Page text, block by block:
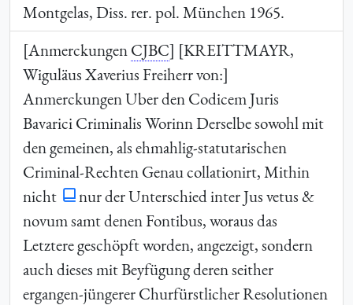
Montgelas, Diss. rer. pol. München 1965.
[AnmerckungenCJBC] [KREITTMAYR,
Wiguläus Xaverius Freiherr von:]
Anmerckungen Uber den Codicem Juris
Bavarici Criminalis Worinn Derselbe sowohl mit
den gemeinen, als ehmahlig-statutarischen
Criminal-Rechten Genau collationirt, Mithin
nicht
nur der Unterschied inter Jus vetus &
novum samt denen Fontibus, woraus das
Letztere geschöpft worden, angezeigt, sondern
auch dieses mit Beyfügung deren seither
ergangen-jüngerer Churfürstlicher Resolutionen